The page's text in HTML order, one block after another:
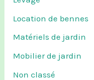
Location de bennes
Matériels de jardin
Mobilier de jardin
Non classé